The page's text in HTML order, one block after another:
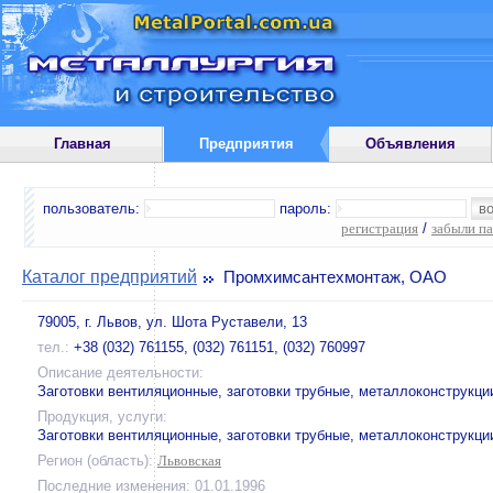
Главная Предприятия Объявления
пользователь:
пароль:
регистрация / забыли
Каталог предприятий Промхимсантехмонтаж, ОАО
79005, г. Львов, ул. Шота Руставели, 13
тел.: +38 (032) 761155, (032) 761151, (032) 760997
Описание деятельности:
Заготовки вентиляционные, заготовки трубные,
Продукция, услуги:
Заготовки вентиляционные, заготовки трубные,
Регион (область): Львовская
Последние изменения: 01.01.1996